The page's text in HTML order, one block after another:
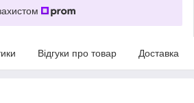
Відгуки про товар Доставка